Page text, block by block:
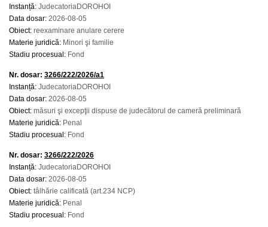
Instanță: JudecatoriaDOROHOI
Data dosar: 2026-08-05
Obiect: reexaminare anulare cerere
Materie juridică: Minori şi familie
Stadiu procesual: Fond
Nr. dosar: 3266/222/2026/a1
Instanță: JudecatoriaDOROHOI
Data dosar: 2026-08-05
Obiect: măsuri şi excepţii dispuse de judecătorul de cameră preliminară
Materie juridică: Penal
Stadiu procesual: Fond
Nr. dosar: 3266/222/2026
Instanță: JudecatoriaDOROHOI
Data dosar: 2026-08-05
Obiect: tâlhărie calificată (art.234 NCP)
Materie juridică: Penal
Stadiu procesual: Fond